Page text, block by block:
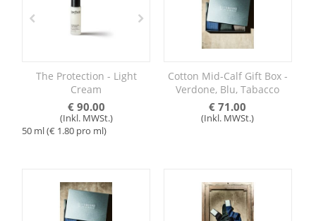
The Protection - Light
Cream
€ 90.00
(Inkl. MWSt.)
50 ml (€ 1.80 pro ml)
Cotton Mid-Calf Gift Box -
Verdone, Blu, Tabacco
€ 71.00
(Inkl. MWSt.)